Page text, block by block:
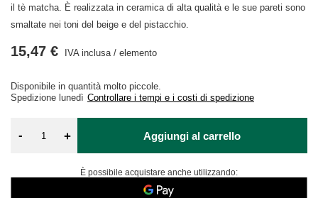
il tè matcha. È realizzata in ceramica di alta qualità e le sue pareti sono
smaltate nei toni del beige e del pistacchio.
Disponibile in quantità molto piccole
Spedizione lunedì Controllare i tempi e i costi di spedizione
15,47 € IVA inclusa/ elemento
- + Aggiungi al carrello
È possibile acquistare anche utilizzando: